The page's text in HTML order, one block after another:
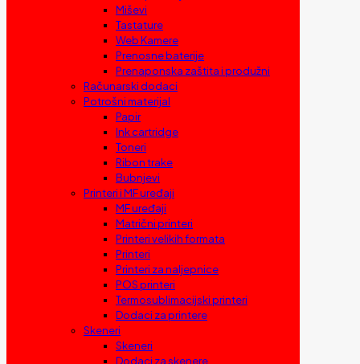
Miševi
Tastature
Web Kamere
Prenosne baterije
Prenaponska zaštita i produžni
Računarski dodaci
Potrošni materijal
Papir
Ink cartridge
Toneri
Ribon trake
Bubnjevi
Printeri i MF uređaji
MF uređaji
Matrični printeri
Printeri velikih formata
Printeri
Printeri za naljepnice
POS printeri
Termosublimacijski printeri
Dodaci za printere
Skeneri
Skeneri
Dodaci za skenere